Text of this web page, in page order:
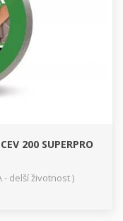
200 SUPERPRO
- delší životnost )